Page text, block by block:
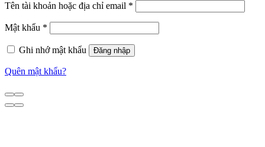
Tên tài khoản hoặc địa chỉ email *
Mật khẩu *
Ghi nhớ mật khẩu Đăng nhập
Quên mật khẩu?